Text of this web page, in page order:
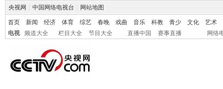
央视网 中国网络电视台 网站地图
首页 新闻 经济 体育 综艺 春晚 戏曲 音乐 科教 青少 文化
艺术
电视
频道大全 栏目大全 节目大全 直播中国 赛事直播 网络